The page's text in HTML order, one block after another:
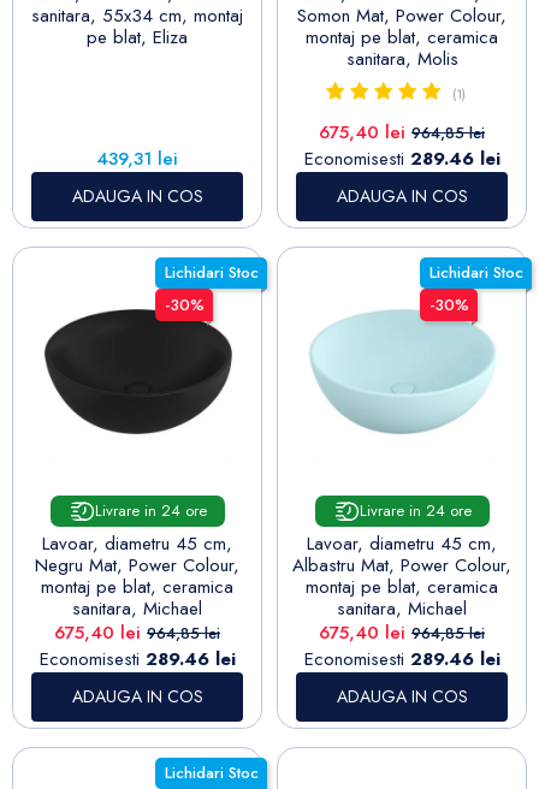
sanitara, 55x34 cm, montaj
pe blat, Eliza
Pret
439,31 lei
ADAUGA IN COS
Somon Mat, Power Colour,
montaj pe blat, ceramica
sanitara, Molis
(1)
Pret
675,40 lei Pret de baza
964,85 lei
Economisesti 289.46 lei
ADAUGA IN COS
Lichidari Stoc
-30%
Livrare in 24 ore
Lavoar, diametru 45 cm,
Negru Mat, Power Colour,
montaj pe blat, ceramica
sanitara, Michael
Pret
675,40 lei Pret de baza
964,85 lei
Economisesti 289.46 lei
ADAUGA IN COS
Lichidari Stoc
-30%
Livrare in 24 ore
Lavoar, diametru 45 cm,
Albastru Mat, Power Colour,
montaj pe blat, ceramica
sanitara, Michael
Pret
675,40 lei Pret de baza
964,85 lei
Economisesti 289.46 lei
ADAUGA IN COS
Lichidari Stoc